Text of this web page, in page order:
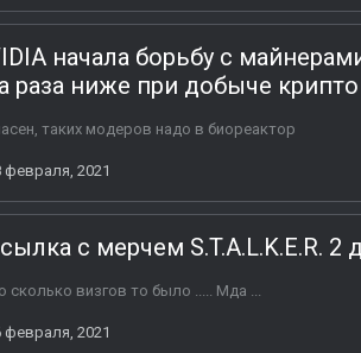
начала борьбу с
раза ниже при добыче
таких модеров надо в биореактор
февраля, 2021
с мерчем S.T.A.L.K.E.R. 2
сколько визгов то было ..... Мда ...
февраля, 2021